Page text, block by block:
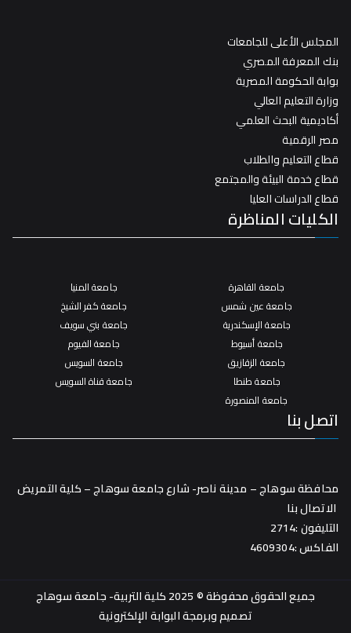
المجلس الأعلى للجامعات
بنك المعرفة المصري
بوابة الحكومة المصرية
وزارة التعليم العالي
أكاديمية البحث العلمي
مصر الرقمية
قطاع التعليم والطلاب
قطاع خدمة البيئة والمجتمع
قطاع الدراسات العليا
الكليات المناظرة
جامعة القاهرة
جامعة عين شمس
جامعة الإسكندرية
جامعة أسيوط
جامعة الزقازيق
جامعة طنطا
جامعة المنصورة
جامعة المنيا
جامعة كفر الشيخ
جامعة بني سويف
جامعة الفيوم
جامعة السويس
جامعة قناة السويس
اتصل بنا
محافظة سوهاج – مدينة ناصر- شارع جامعة سوهاج – كلية التمريض
الاتصال بنا
التليفون :2714
الفاكس :4609304
جميع الحقوق محفوظة © 2025 كلية التربية- جامعة سوهاج
تصميم وبرمجةالبوابة الإلكترونية